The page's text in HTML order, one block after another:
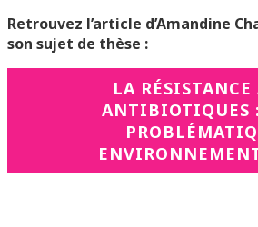
Retrouvez l’article d’Amandine
son sujet de thèse :
LA RÉSISTANCE
ANTIBIOTIQUES